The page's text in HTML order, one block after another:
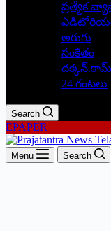
ప్రత్యేక
అరుగు
సంకేతం
దక్కన్.కామ్
24 గంటలు
Search
EPAPER
Menu Search